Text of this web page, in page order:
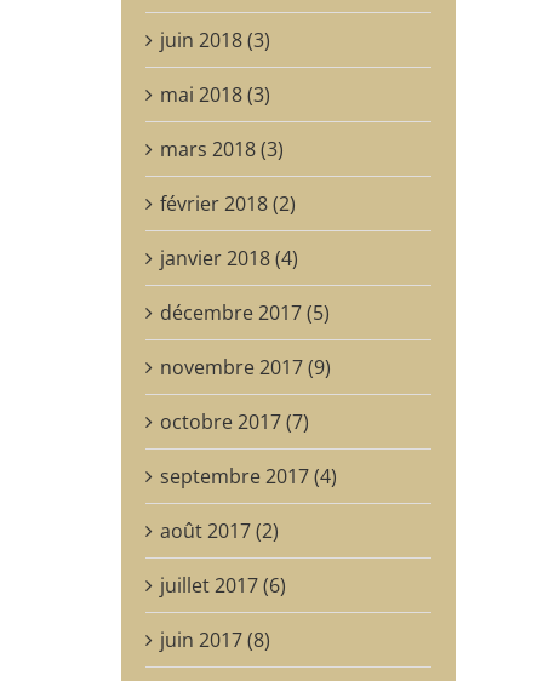
juin 2018 (3)
mai 2018 (3)
mars 2018 (3)
février 2018 (2)
janvier 2018 (4)
décembre 2017 (5)
novembre 2017 (9)
octobre 2017 (7)
septembre 2017 (4)
août 2017 (2)
juillet 2017 (6)
juin 2017 (8)